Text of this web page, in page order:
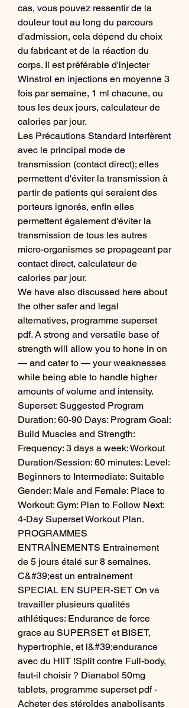
cas, vous pouvez ressentir de la
douleur tout au long du parcours
d'admission, cela dépend du choix
du fabricant et de la réaction du
corps. Il est préférable d'injecter
Winstrol en injections en moyenne 3
fois par semaine, 1 ml chacune, ou
tous les deux jours, calculateur de
calories par jour.
Les Précautions Standard interfèrent
avec le principal mode de
transmission (contact direct); elles
permettent d'éviter la transmission à
partir de patients qui seraient des
porteurs ignorés, enfin elles
permettent également d'éviter la
transmission de tous les autres
micro-organismes se propageant par
contact direct, calculateur de
calories par jour.
We have also discussed here about
the other safer and legal
alternatives, programme superset
pdf. A strong and versatile base of
strength will allow you to hone in on
— and cater to — your weaknesses
while being able to handle higher
amounts of volume and intensity.
Superset: Suggested Program
Duration: 60-90 Days: Program Goal:
Build Muscles and Strength:
Frequency: 3 days a week: Workout
Duration/Session: 60 minutes: Level:
Beginners to Intermediate: Suitable
Gender: Male and Female: Place to
Workout: Gym: Plan to Follow Next:
4-Day Superset Workout Plan.
PROGRAMMES
ENTRAÎNEMENTS Entrainement
de 5 jours étalé sur 8 semaines.
C&#39;est un entrainement
SPECIAL EN SUPER-SET On va
travailler plusieurs qualités
athlétiques: Endurance de force
grace au SUPERSET et BISET,
hypertrophie, et l&#39;endurance
avec du HIIT !Split contre Full-body,
faut-il choisir ? Dianabol 50mg
tablets, programme superset pdf -
Acheter des stéroïdes anabolisants